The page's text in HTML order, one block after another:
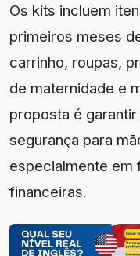
Os kits incluem
primeiros meses
carrinho, roupas,
de maternidade e
proposta é
segurança para
especialmente em
financeiras.